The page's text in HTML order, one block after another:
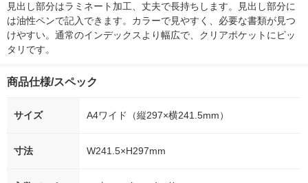
見出し部分はラミネート加工、丈夫で長持ちします。見出し部分に
は油性ペンで記入できます。カラーで見やすく、必要な書類が見つ
けやすい。通常のインデックスより幅広で、クリアポケットにピッ
タリです。
商品仕様/スペック
サイズ A4ワイド（縦297×横241.5mm）
寸法 W241.5×H297mm